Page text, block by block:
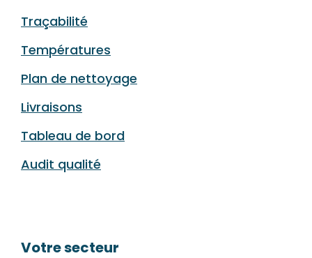
Traçabilité
Températures
Plan de nettoyage
Livraisons
Tableau de bord
Audit qualité
Votre secteur